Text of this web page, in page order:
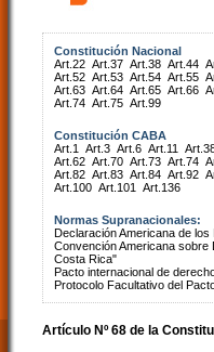
Constitución Nacional
Art.22 Art.37 Art.38 Art.44
Art.52 Art.53 Art.54 Art.55
Art.63 Art.64 Art.65 Art.66
Art.74 Art.75 Art.99
Constitución CABA
Art.1
Art.3 Art.6 Art.11
Art.62 Art.70 Art.73 Art.74
Art.82 Art.83 Art.84 Art.92
Art.100 Art.101 Art.136
Normas Supranacionales:
Declaración Americana de
Convención Americana
Costa Rica"
Pacto internacional de
Protocolo Facultativo del
Artículo Nº 68 de la